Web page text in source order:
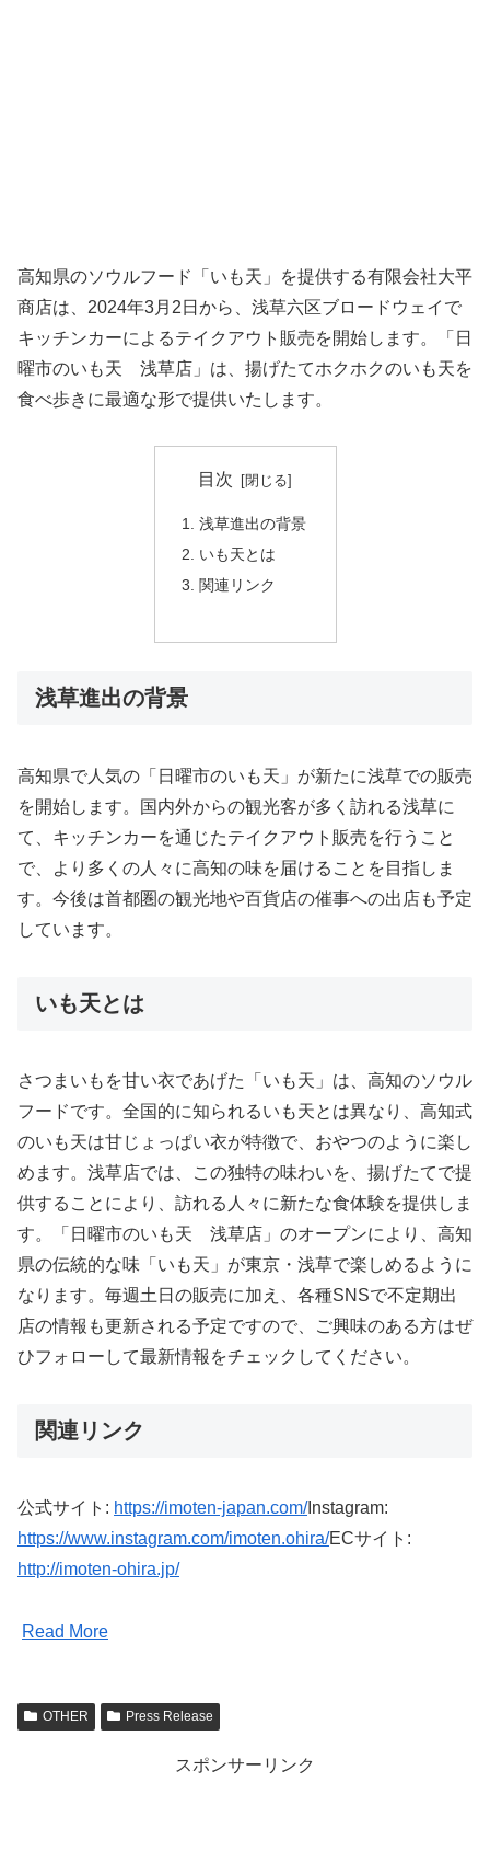
高知県のソウルフード「いも天」を提供する有限会社大平
商店は、2024年3月2日から、浅草六区ブロードウェイで
キッチンカーによるテイクアウト販売を開始します。「日
曜市のいも天 浅草店」は、揚げたてホクホクのいも天を
食べ歩きに最適な形で提供いたします。
目次
浅草進出の背景
いも天とは
関連リンク
浅草進出の背景
高知県で人気の「日曜市のいも天」が新たに浅草での販売
を開始します。国内外からの観光客が多く訪れる浅草に
て、キッチンカーを通じたテイクアウト販売を行うこと
で、より多くの人々に高知の味を届けることを目指しま
す。今後は首都圏の観光地や百貨店の催事への出店も予定
しています。
いも天とは
さつまいもを甘い衣であげた「いも天」は、高知のソウル
フードです。全国的に知られるいも天とは異なり、高知式
のいも天は甘じょっぱい衣が特徴で、おやつのように楽し
めます。浅草店では、この独特の味わいを、揚げたてで提
供することにより、訪れる人々に新たな食体験を提供しま
す。「日曜市のいも天 浅草店」のオープンにより、高知
県の伝統的な味「いも天」が東京・浅草で楽しめるように
なります。毎週土日の販売に加え、各種SNSで不定期出
店の情報も更新される予定ですので、ご興味のある方はぜ
ひフォローして最新情報をチェックしてください。
関連リンク
公式サイト: https://imoten-japan.com/Instagram:
https://www.instagram.com/imoten.ohira/ECサイト:
http://imoten-ohira.jp/
Read More
OTHER Press Release
スポンサーリンク